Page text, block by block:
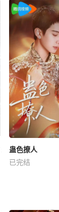
蛊色撩人
已完结